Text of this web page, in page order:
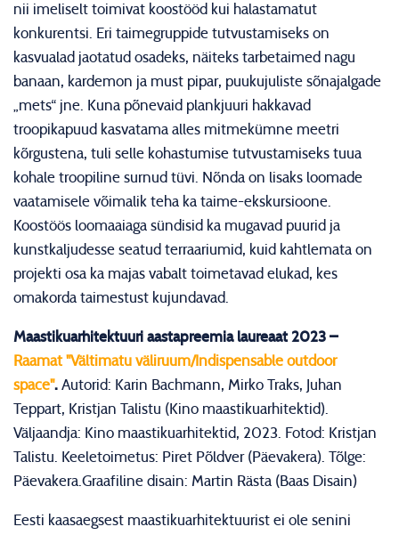
nii imeliselt toimivat koostööd kui halastamatut
konkurentsi. Eri taimegruppide tutvustamiseks on
kasvualad jaotatud osadeks, näiteks tarbetaimed nagu
banaan, kardemon ja must pipar, puukujuliste sõnajalgade
„mets“ jne. Kuna põnevaid plankjuuri hakkavad
troopikapuud kasvatama alles mitmekümne meetri
kõrgustena, tuli selle kohastumise tutvustamiseks tuua
kohale troopiline surnud tüvi. Nõnda on lisaks loomade
vaatamisele võimalik teha ka taime-ekskursioone.
Koostöös loomaaiaga sündisid ka mugavad puurid ja
kunstkaljudesse seatud terraariumid, kuid kahtlemata on
projekti osa ka majas vabalt toimetavad elukad, kes
omakorda taimestust kujundavad.
Maastikuarhitektuuri aastapreemia laureaat 2023 –
Raamat "Vältimatu väliruum/Indispensable outdoor
space". Autorid: Karin Bachmann, Mirko Traks, Juhan
Teppart, Kristjan Talistu (Kino maastikuarhitektid).
Väljaandja: Kino maastikuarhitektid, 2023. Fotod: Kristjan
Talistu. Keeletoimetus: Piret Põldver (Päevakera). Tõlge:
Päevakera.Graafiline disain: Martin Rästa (Baas Disain)
Eesti kaasaegsest maastikuarhitektuurist ei ole senini